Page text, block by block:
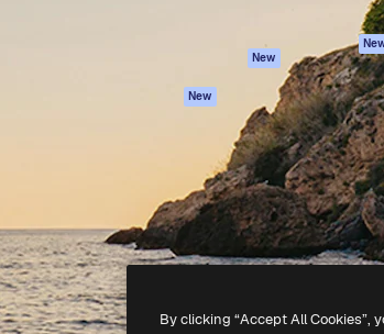
New
New
ferramentas
privacidade
Originais
Política de
Central de
Afiliados
Empresas
Company S.L.U.Todos os direitos reservados.
By clicking “Accept All Cookies”,